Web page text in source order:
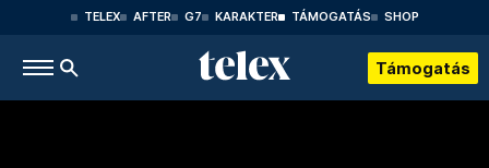
TELEX AFTER G7 KARAKTER TÁMOGATÁS SHOP
Támogatás